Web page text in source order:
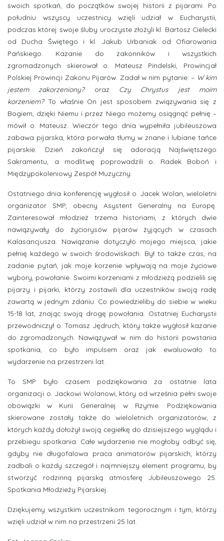
swoich spotkań, do początków swojej historii z pijarami. Po
południu wszyscy uczestnicy wzięli udział w Eucharystii,
podczas której swoje śluby uroczyste złożyli kl. Bartosz Cielecki
od Ducha Świętego i kl. Jakub Urbaniak od Ofiarowania
Pańskiego. Kazanie do zakonników i wszystkich
zgromadzonych skierował o. Mateusz Pindelski, Prowincjał
Polskiej Prowincji Zakonu Pijarów. Zadał w nim pytanie: – W kim
jestem zakorzeniony? oraz Czy Chrystus jest moim
korzeniem? To właśnie On jest sposobem związywania się z
Bogiem, dzięki Niemu i przez Niego możemy osiągnąć pełnię –
mówił o. Mateusz. Wieczór tego dnia wypełniła jubileuszowa
zabawa pijarska, która porwała tłumy w znane i lubiane tańce
pijarskie. Dzień zakończył się adoracją Najświętszego
Sakramentu, a modlitwę poprowadzili o. Radek Boboń i
Międzypokoleniowy Zespół Muzyczny.
Ostatniego dnia konferencję wygłosił o. Jacek Wolan, wieloletni
organizator SMP, obecny Asystent Generalny na Europę.
Zainteresował młodzież trzema historiami, z których dwie
nawiązywały do życiorysów pijarów żyjących w czasach
Kalasancjusza. Nawiązanie dotyczyło mojego miejsca, jakie
pełnię każdego w swoich środowiskach. Był to także czas, na
zadanie pytań, jak moje korzenie wpływają na moje życiowe
wybory, powołanie. Swoimi korzeniami z młodzieżą podzielili się
pijarzy i pijarki, którzy zostawili dla uczestników swoją radę
zawartą w jednym zdaniu: Co powiedzieliby do siebie w wieku
15-18 lat, znając swoją drogę powołania. Ostatniej Eucharystii
przewodniczył o. Tomasz Jędruch, który także wygłosił kazanie
do zgromadzonych. Nawiązywał w nim do historii powstania
spotkania, co było impulsem oraz jak ewaluowało to
wydarzenie na przestrzeni lat.
To SMP było czasem podziękowania za ostatnie lata
organizacji o. Jackowi Wolanowi, który od września pełni swoje
obowiązki w Kurii Generalnej w Rzymie. Podziękowania
skierowane zostały także do wieloletnich organizatorów, z
których każdy dołożył swoją cegiełkę do dzisiejszego wyglądu i
przebiegu spotkania. Całe wydarzenie nie mogłoby odbyć się,
gdyby nie długofalowa praca animatorów pijarskich, którzy
zadbali o każdy szczegół i najmniejszy element programu, by
stworzyć rodzinną pijarską atmosferę Jubileuszowego 25.
Spotkania Młodzieży Pijarskiej.
Dziękujemy wszystkim uczestnikom tegorocznym i tym, którzy
wzięli udział w nim na przestrzeni 25 lat.